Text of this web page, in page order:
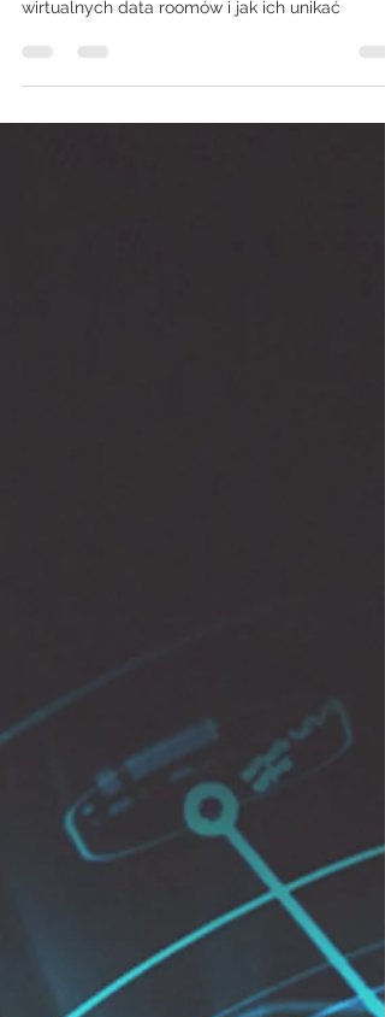
roomów i jak ich unikać
Najczęstsze błędy podczas korzystania z
wirtualnych data roomów i jak ich unikać